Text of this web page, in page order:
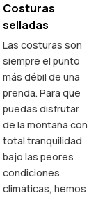
Costuras
selladas
Las costuras son
siempre el punto
más débil de una
prenda. Para que
puedas disfrutar
de la montaña con
total tranquilidad
bajo las peores
condiciones
climáticas, hemos